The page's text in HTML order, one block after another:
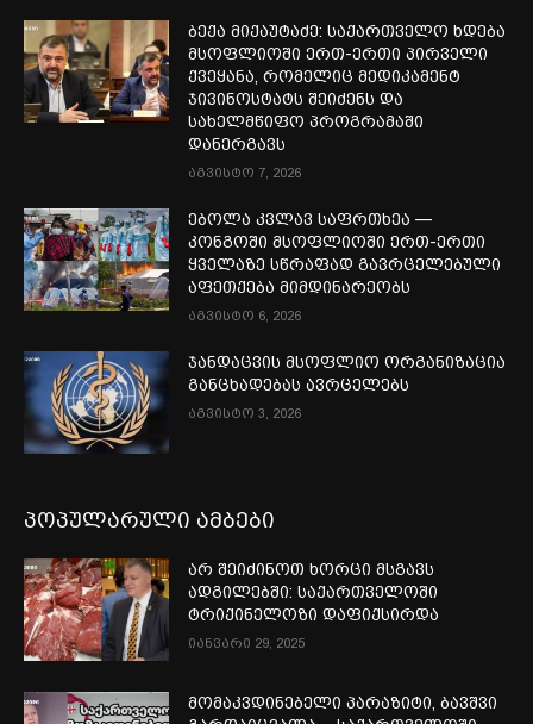
ბექა მიქაუტაძე: საქართველო ხდება
მსოფლიოში ერთ-ერთი პირველი
ქვეყანა, რომელიც მედიკამენტ
ჯივინოსტატს შეიძენს და
სახელმწიფო პროგრამაში
დანერგავს
აგვისტო 7, 2026
ებოლა კვლავ საფრთხეა —
კონგოში მსოფლიოში ერთ-ერთი
ყველაზე სწრაფად გავრცელებული
აფეთქება მიმდინარეობს
აგვისტო 6, 2026
ჯანდაცვის მსოფლიო ორგანიზაცია
განცხადებას ავრცელებს
აგვისტო 3, 2026
პოპულარული ამბები
არ შეიძინოთ ხორცი მსგავს
ადგილებში: საქართველოში
ტრიქინელოზი დაფიქსირდა
იანვარი 29, 2025
მომაკვდინებელი პარაზიტი, ბავშვი